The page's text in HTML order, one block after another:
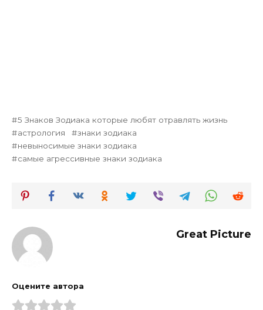
5 Знаков Зодиака которые любят отравлять жизнь
астрология
знаки зодиака
невыносимые знаки зодиака
самые агрессивные знаки зодиака
Great Picture
Оцените автора